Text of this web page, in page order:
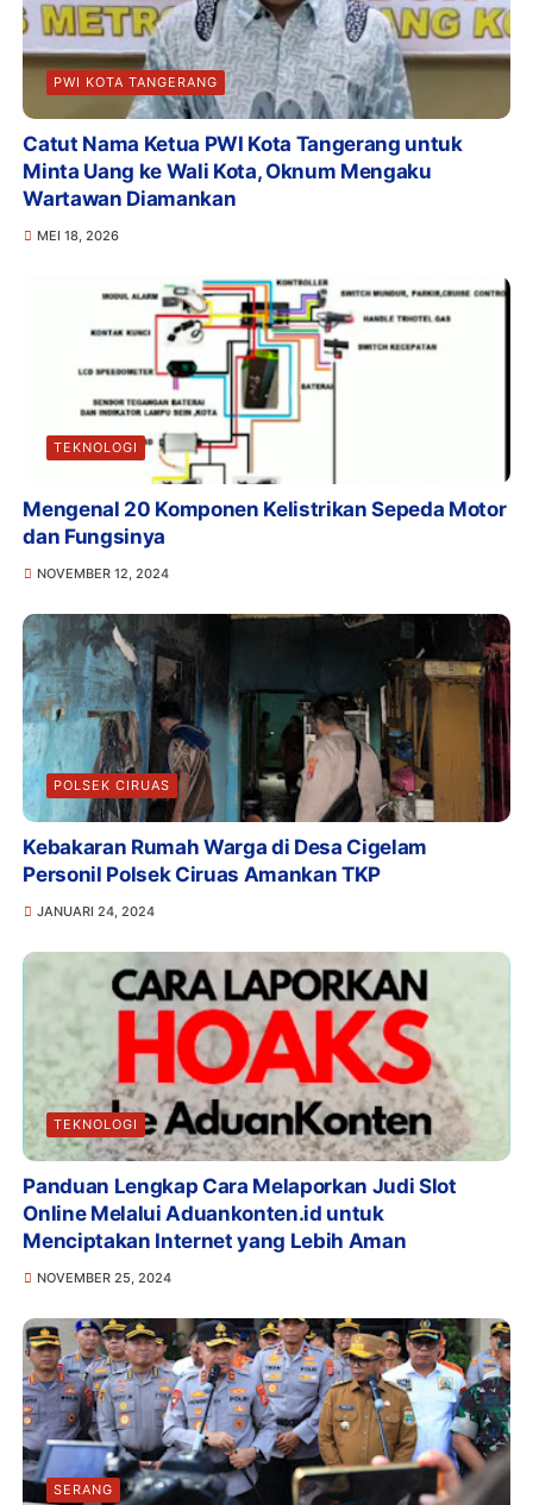
PWI KOTA TANGERANG
Catut Nama Ketua PWI Kota Tangerang untuk
Minta Uang ke Wali Kota, Oknum Mengaku
Wartawan Diamankan
MEI 18, 2026
TEKNOLOGI
Mengenal 20 Komponen Kelistrikan Sepeda Motor
dan Fungsinya
NOVEMBER 12, 2024
POLSEK CIRUAS
Kebakaran Rumah Warga di Desa Cigelam
Personil Polsek Ciruas Amankan TKP
JANUARI 24, 2024
TEKNOLOGI
Panduan Lengkap Cara Melaporkan Judi Slot
Online Melalui Aduankonten.id untuk
Menciptakan Internet yang Lebih Aman
NOVEMBER 25, 2024
SERANG